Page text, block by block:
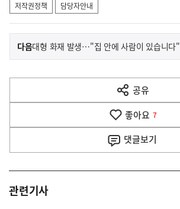
저작권정책
담당자안내
이
전
다
음
다음기
사
대형 화재 발생…"집 안에 사람이 있습니다"
공유
열
기
좋아요 7
댓글보기
관련기사